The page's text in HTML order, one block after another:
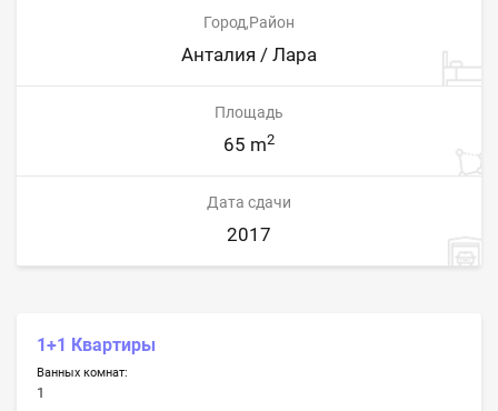
Город,Район
Анталия / Лара
Площадь
65 m2
Дата сдачи
2017
1+1 Квартиры
Ванных комнат:
1